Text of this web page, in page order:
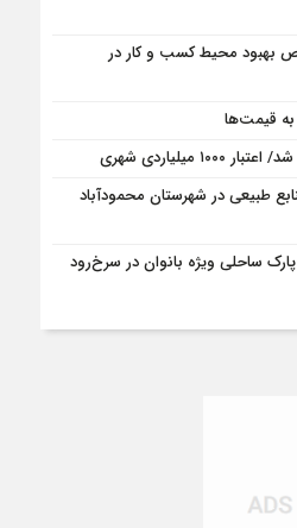
محیط کسب و کار در
قیمت‌ها
طبیعی در شهرستان محمودآباد
ساحلی ویژه بانوان در سرخ‌رود